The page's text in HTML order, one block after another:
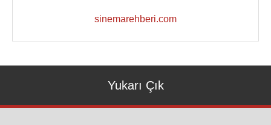
sinemarehberi.com
Yukarı Çık